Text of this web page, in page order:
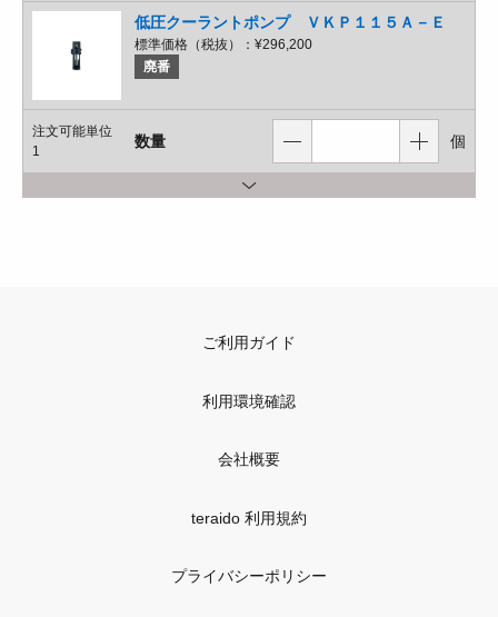
低圧クーラントポンプ ＶＫＰ１１５Ａ－Ｅ
標準価格（税抜）： ¥296,200
廃番
注文可能単位
1
数量 個
ご利用ガイド
利用環境確認
会社概要
teraido 利用規約
プライバシーポリシー